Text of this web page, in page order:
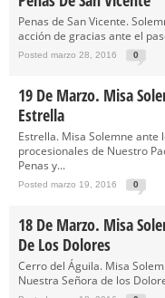
Penas de San Vicente.
acción de gracias ante el
Posted marzo 28, 2016 0
19 De Marzo. Misa
Estrella
Estrella. Misa Solemne ante
procesionales de Nuestro
Penas y...
Posted marzo 19, 2016 0
18 De Marzo. Misa
De Los Dolores
Cerro del Águila. Misa
Nuestra Señora de los